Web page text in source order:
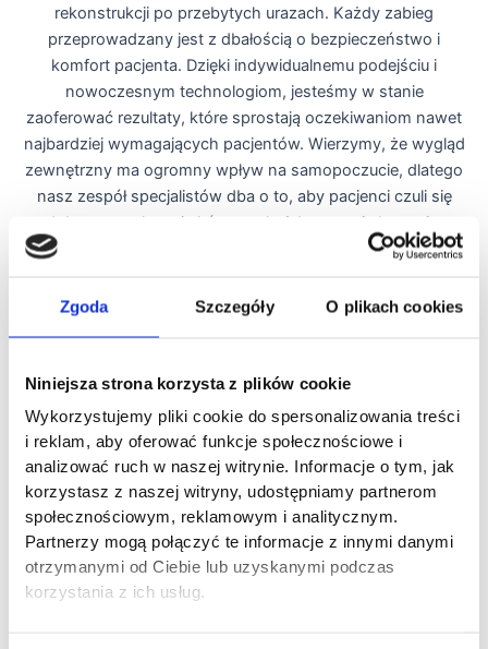
Zgoda Szczegóły O plikach cookies
Niniejsza strona korzysta z plików cookie
Wykorzystujemy pliki cookie do spersonalizowania treści
i reklam, aby oferować funkcje społecznościowe i
analizować ruch w naszej witrynie. Informacje o tym, jak
korzystasz z naszej witryny, udostępniamy partnerom
społecznościowym, reklamowym i analitycznym.
Partnerzy mogą połączyć te informacje z innymi danymi
otrzymanymi od Ciebie lub uzyskanymi podczas
korzystania z ich usług.
rekonstrukcji po przebytych urazach. Każdy zabieg
przeprowadzany jest z dbałością o bezpieczeństwo i
komfort pacjenta. Dzięki indywidualnemu podejściu i
nowoczesnym technologiom, jesteśmy w stanie
zaoferować rezultaty, które sprostają oczekiwaniom nawet
najbardziej wymagających pacjentów. Wierzymy, że wygląd
zewnętrzny ma ogromny wpływ na samopoczucie, dlatego
nasz zespół specjalistów dba o to, aby pacjenci czuli się
dobrze we własnej skórze na każdym etapie leczenia.
Więcej
Pielęgnacja, terapia kosmetyczna
pielęgnacją skóry twarzy i ciała, oferując szeroki wachlarz
zabiegów dostosowanych do indywidualnych potrzeb
klientów. W naszej klinice stawiamy na holistyczne
podejście do pielęgnacji, dlatego łączymy tradycyjne metody
manualne z nowoczesnymi technologiami, co pozwala
osiągać doskonałe efekty. Dzięki temu możemy zadbać o
regenerację skóry, poprawić jej kondycję oraz przywrócić